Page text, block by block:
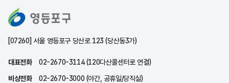
[07260] 서울 영등포구 당산로 123 (당산동3가)
대표전화
02-2670-3114 (120다산콜센터로 연결)
비상전화
02-2670-3000 (야간, 공휴일/당직실)